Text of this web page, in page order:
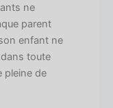
ne
parent
enfant ne
toute
pleine de